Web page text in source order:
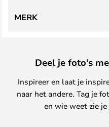
MERK
Deel je foto's
Inspireer en laat je
naar het andere. Tag je
en wie weet zie